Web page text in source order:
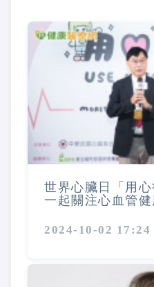
世界心臟日「用
一起關注心血管健
2024-10-02 17:24